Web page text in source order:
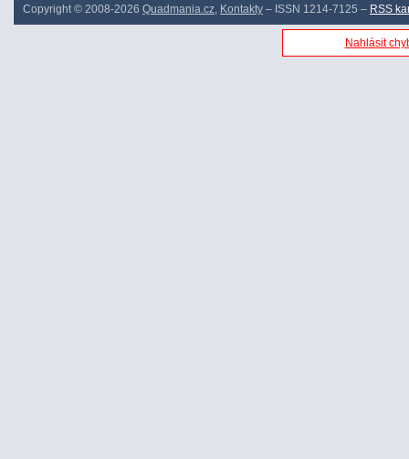
Copyright © 2008-2026 Quadmania.cz, Kontakty – ISSN 1214-7125 – RSS
Nahlásit